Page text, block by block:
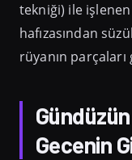
tekniği) ile
hafızasından
rüyanın
Gündüzün
Gecenin